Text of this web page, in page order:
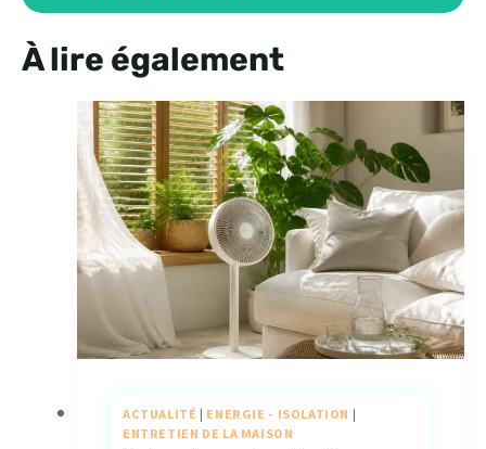
À lire également
ACTUALITÉ | ENERGIE - ISOLATION |
ENTRETIEN DE LA MAISON